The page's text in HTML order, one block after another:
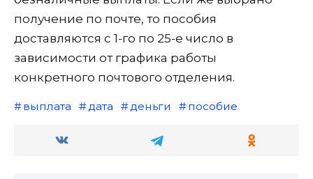
получение по почте, то пособия
доставляются с 1-го по 25-е число в
зависимости от графика работы
конкретного почтового отделения.
выплата дата деньги пособие